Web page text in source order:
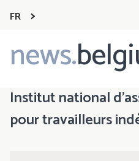
FR
news.
Main
navigation
Institut national
pour travailleurs